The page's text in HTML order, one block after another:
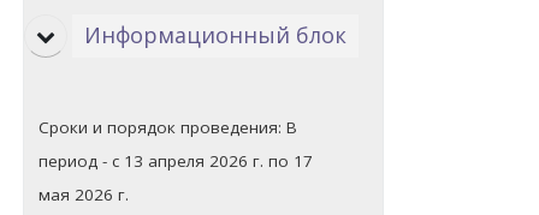
Информационный блок
Сроки и порядок проведения: В
период - с 13 апреля 2026 г. по 17
мая 2026 г.